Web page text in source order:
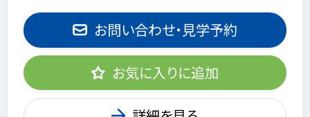
お問い合わせ・見学予約
お気に入りに追加